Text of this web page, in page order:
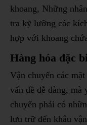
khoang, Những
tra kỹ lưỡng các
hợp với khoang
Hàng hóa đặc
Vận chuyển các
vấn đề dễ dàng, mà
chuyển phải có
lưu trữ đến khâu